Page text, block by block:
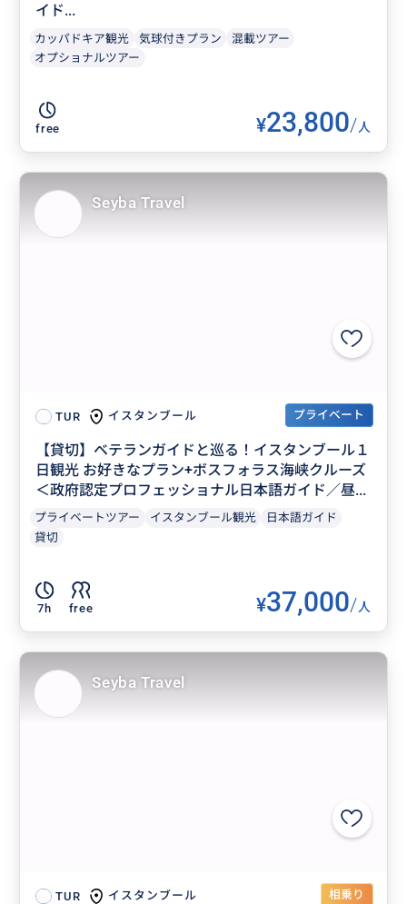
イド...
カッパドキア観光 気球付きプラン
混載ツアー
オプショナルツアー
free ¥23,800/人
TUR イスタンブール プライベート
【貸切】ベテランガイドと巡る！イスタンブール１
日観光 お好きなプラン+ボスフォラス海峡クルーズ
＜政府認定プロフェッショナル日本語ガイド／昼...
プライベートツアー イスタンブール観光
日本語ガイド
貸切
7h free ¥37,000/人
Seyba Travel
TUR イスタンブール 相乗り
Seyba Travel